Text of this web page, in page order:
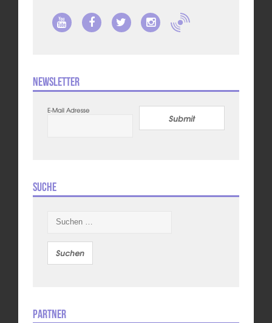
Newsletter
E-Mail Adresse
Submit
Suche
nach:
Partner